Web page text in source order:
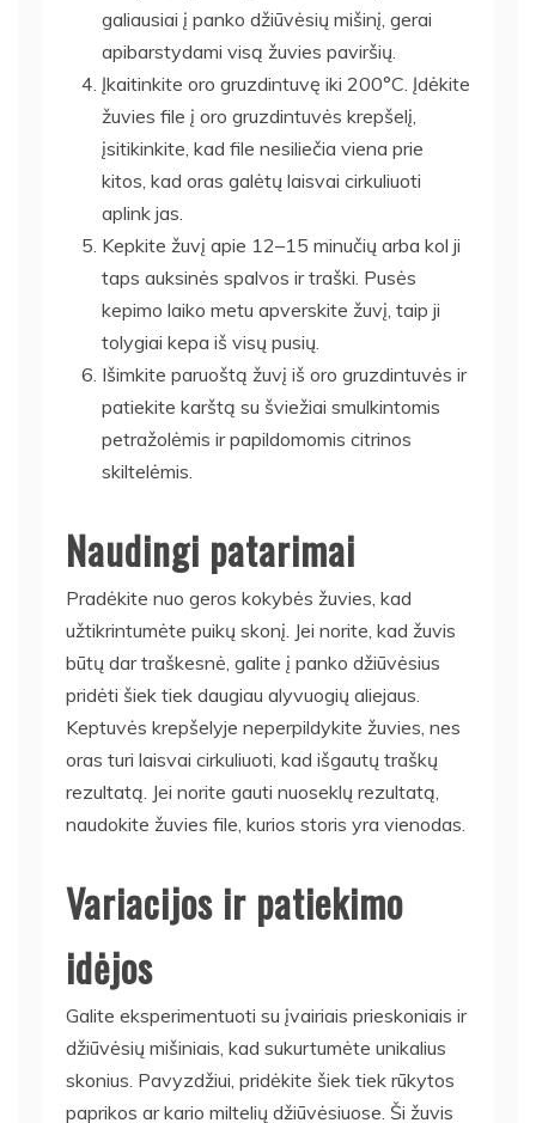
galiausiai į panko džiūvėsių mišinį, gerai
apibarstydami visą žuvies paviršių.
Įkaitinkite oro gruzdintuvę iki 200°C. Įdėkite
žuvies file į oro gruzdintuvės krepšelį,
įsitikinkite, kad file nesiliečia viena prie
kitos, kad oras galėtų laisvai cirkuliuoti
aplink jas.
Kepkite žuvį apie 12–15 minučių arba kol ji
taps auksinės spalvos ir traški. Pusės
kepimo laiko metu apverskite žuvį, taip ji
tolygiai kepa iš visų pusių.
Išimkite paruoštą žuvį iš oro gruzdintuvės ir
patiekite karštą su šviežiai smulkintomis
petražolėmis ir papildomomis citrinos
skiltelėmis.
Naudingi patarimai
Pradėkite nuo geros kokybės žuvies, kad
užtikrintumėte puikų skonį. Jei norite, kad žuvis
būtų dar traškesnė, galite į panko džiūvėsius
pridėti šiek tiek daugiau alyvuogių aliejaus.
Keptuvės krepšelyje neperpildykite žuvies, nes
oras turi laisvai cirkuliuoti, kad išgautų traškų
rezultatą. Jei norite gauti nuoseklų rezultatą,
naudokite žuvies file, kurios storis yra vienodas.
Variacijos ir patiekimo
idėjos
Galite eksperimentuoti su įvairiais prieskoniais ir
džiūvėsių mišiniais, kad sukurtumėte unikalius
skonius. Pavyzdžiui, pridėkite šiek tiek rūkytos
paprikos ar kario miltelių džiūvėsiuose. Ši žuvis